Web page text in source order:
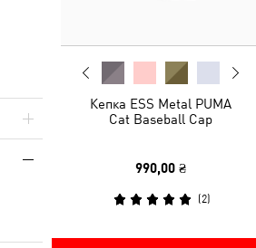
Кепка ESS Metal PUMA
Cat Baseball Cap
990,00 ₴
(2)